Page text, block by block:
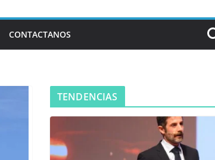
CONTACTANOS
TENDENCIAS